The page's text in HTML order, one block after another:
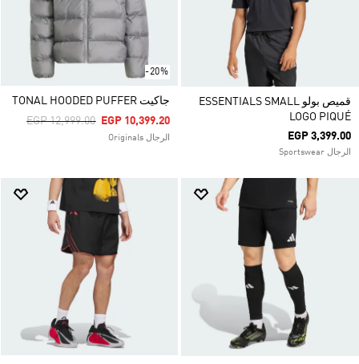
قميص بولو ESSENTIALS SMALL
LOGO PIQUÉ
EGP 3,399.00
الرجال Sportswear
-20%
جاكيت TONAL HOODED PUFFER
Price Reduced From
EGP 12,999.00ToEGP 10,399.20
الرجال Originals